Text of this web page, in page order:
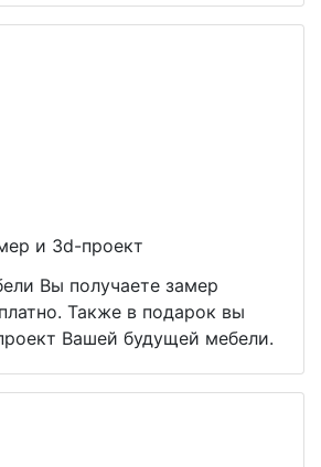
и 3d-проект
Вы получаете замер
Также в подарок вы
Вашей будущей мебели.